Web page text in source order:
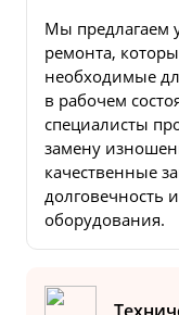
Мы предлагаем
ремонта,
необходимые
в рабочем
специалисты
замену
качественные
долговечность
оборудования.